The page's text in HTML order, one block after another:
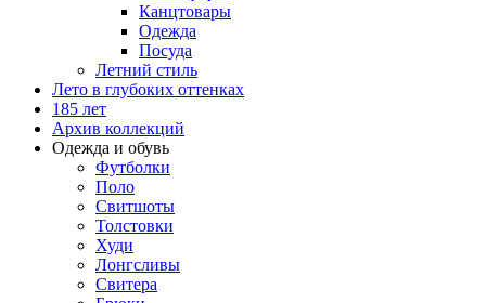
Канцтовары
Одежда
Посуда
Летний стиль
Лето в глубоких оттенках
185 лет
Архив коллекций
Одежда и обувь
Футболки
Поло
Свитшоты
Толстовки
Худи
Лонгсливы
Свитера